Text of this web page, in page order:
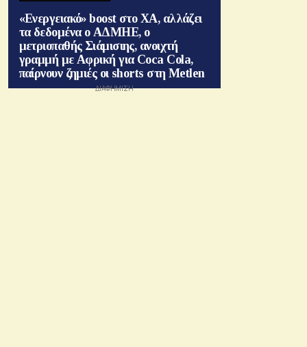
«Ενεργειακό» boost στο ΧΑ, αλλάζει
τα δεδομένα ο ΑΔΜΗΕ, ο
μετριοπαθής Σιάμισιης, ανοιχτή
γραμμή με Αφρική για Coca Cola,
παίρνουν ζημιές οι shorts στη Metlen